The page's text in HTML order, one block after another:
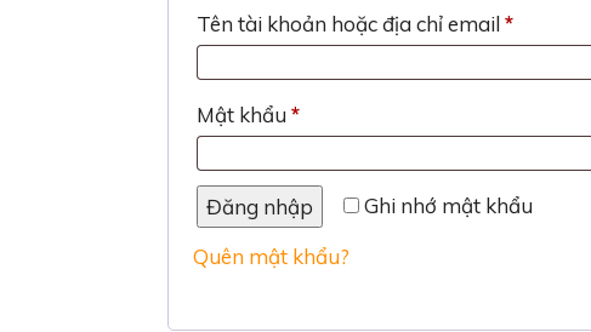
Tên tài khoản hoặc địa chỉ email*Bắt
Mật khẩu *Bắt
Ghi nhớ mật khẩu
Đăng nhập
Quên mật khẩu?